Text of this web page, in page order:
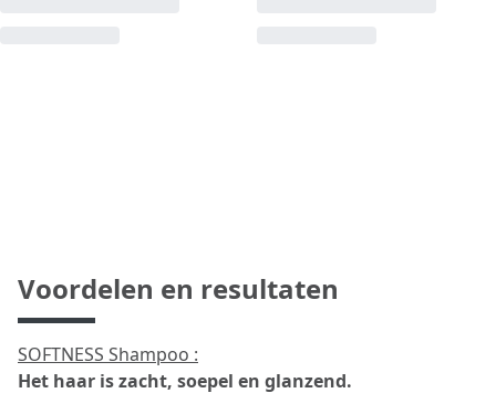
Voordelen en resultaten
SOFTNESS Shampoo :
Het haar is zacht, soepel en glanzend.